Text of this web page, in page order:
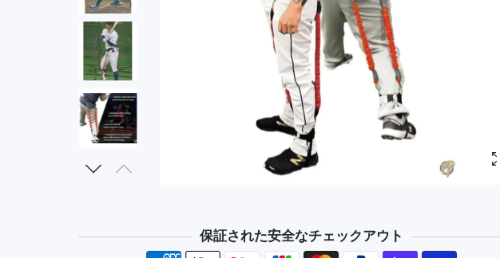
保証された安全なチェックアウト